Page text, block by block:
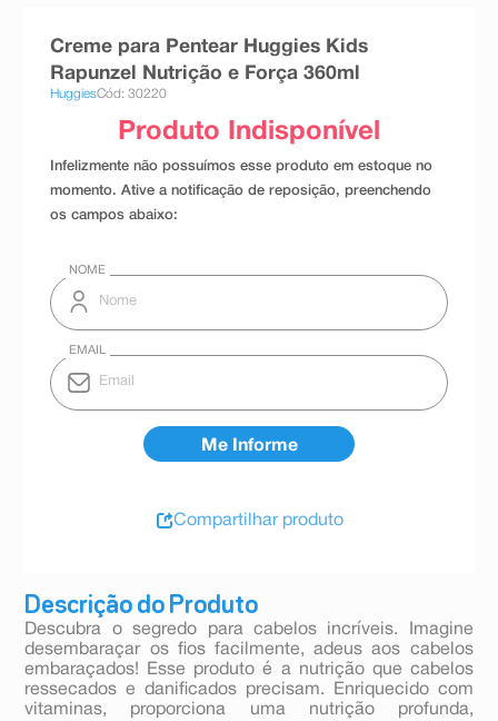
Descrição do Produto
Descubra o segredo para cabelos incríveis. Imagine
desembaraçar os fios facilmente, adeus aos cabelos
embaraçados! Esse produto é a nutrição que cabelos
ressecados e danificados precisam. Enriquecido com
vitaminas, proporciona uma nutrição profunda,
Creme para Pentear Huggies Kids
Rapunzel Nutrição e Força 360ml
HuggiesCód: 30220
Compartilhar produto
esmalte
10º absorvente